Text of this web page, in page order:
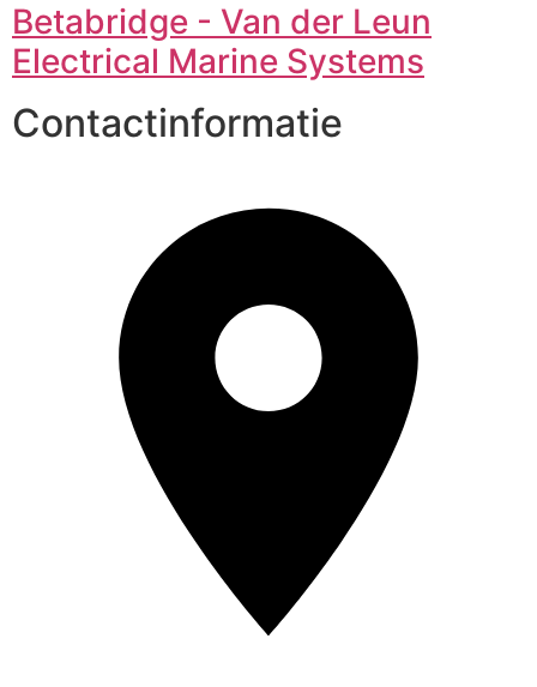
Betabridge - Van der Leun
Electrical Marine Systems
Contactinformatie